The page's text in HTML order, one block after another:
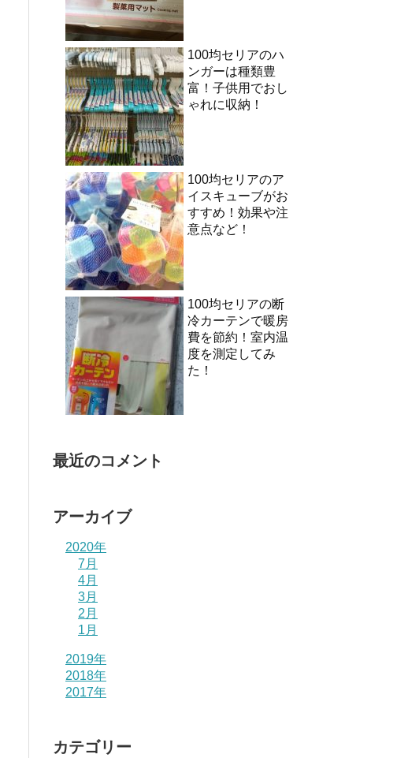
100均セリアのハ
ンガーは種類豊
富！子供用でおし
ゃれに収納！
100均セリアのア
イスキューブがお
すすめ！効果や注
意点など！
100均セリアの断
冷カーテンで暖房
費を節約！室内温
度を測定してみ
た！
最近のコメント
アーカイブ
2020年
7月
4月
3月
2月
1月
2019年
2018年
2017年
カテゴリー